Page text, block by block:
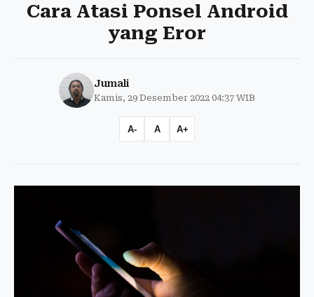
Cara Atasi Ponsel Android
yang Eror
Jumali
Kamis, 29 Desember 2022 04:37 WIB
A- A A+